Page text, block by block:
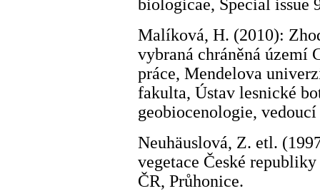
biologicae, Special issue
Malíková, H. (2010):
vybraná chráněná
práce, Mendelova
fakulta, Ústav lesnické
geobiocenologie,
Neuhäuslová, Z. etl.
vegetace České
ČR, Průhonice.